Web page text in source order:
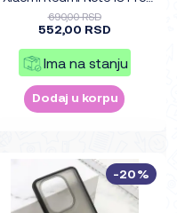
4G/5G (EU) crni
690,00 RSD
552,00 RSD
Ima na stanju
Dodaj u korpu
-20%